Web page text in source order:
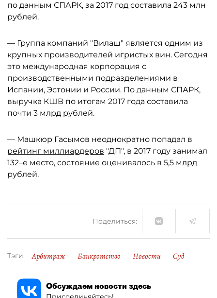
по данным СПАРК, за 2017 год составила 243 млн
рублей.
— Группа компаний "Вилаш" является одним из
крупных производителей игристых вин. Сегодня
это международная корпорация с
производственными подразделениями в
Испании, Эстонии и России. По данным СПАРК,
выручка КШВ по итогам 2017 года составила
почти 3 млрд рублей.
— Машкюр Гасымов неоднократно попадал в
рейтинг миллиардеров "ДП", в 2017 году занимал
132–е место, состояние оценивалось в 5,5 млрд
рублей.
Поделиться:
Тэги: Арбитраж Банкротство Новости Суд
Обсуждаем новости здесь